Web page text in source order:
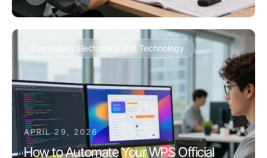
Computers Electronics and Technology
APRIL 29, 2026
How to Automate Your WPS Official